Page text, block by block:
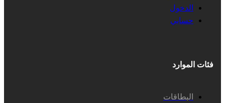
الدخول
حسابي
فئات الموارد
البطاقات